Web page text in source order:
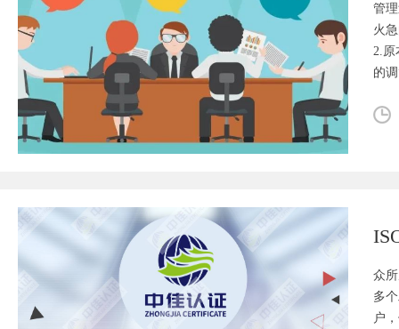
管
火
2.
的
众
多
户